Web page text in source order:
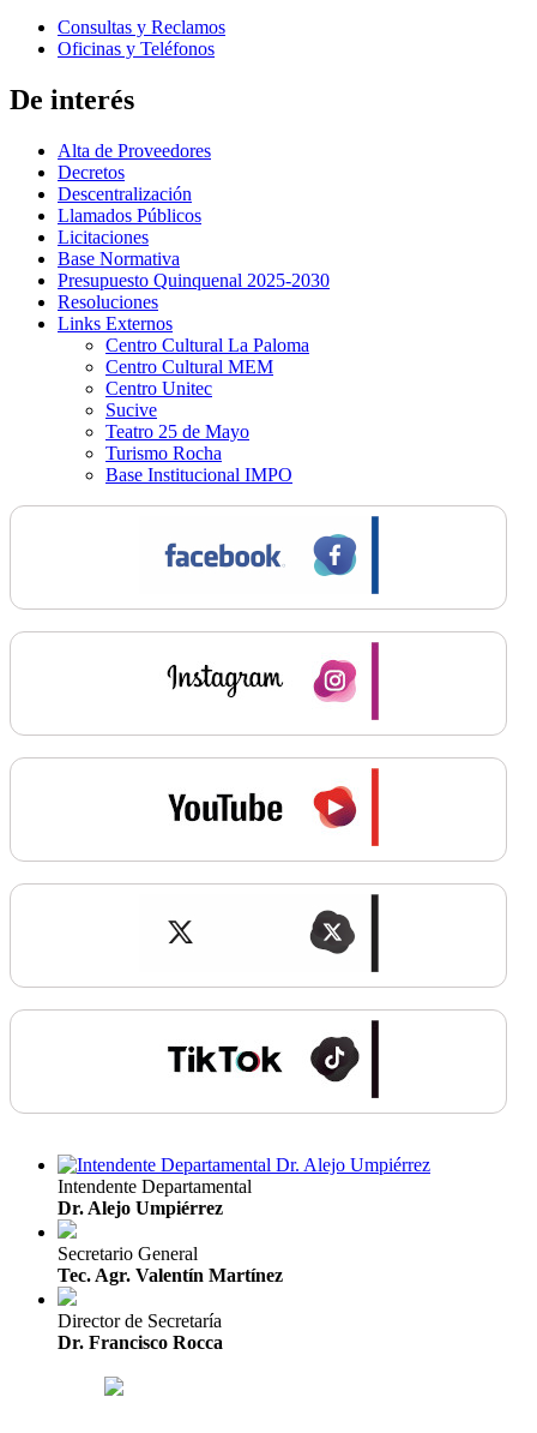
Consultas y Reclamos
Oficinas y Teléfonos
De interés
Alta de Proveedores
Decretos
Descentralización
Llamados Públicos
Licitaciones
Base Normativa
Presupuesto Quinquenal 2025-2030
Resoluciones
Links Externos
Centro Cultural La Paloma
Centro Cultural MEM
Centro Unitec
Sucive
Teatro 25 de Mayo
Turismo Rocha
Base Institucional IMPO
Intendente Departamental
Dr. Alejo Umpiérrez
Secretario General
Tec. Agr. Valentín Martínez
Director de Secretaría
Dr. Francisco Rocca